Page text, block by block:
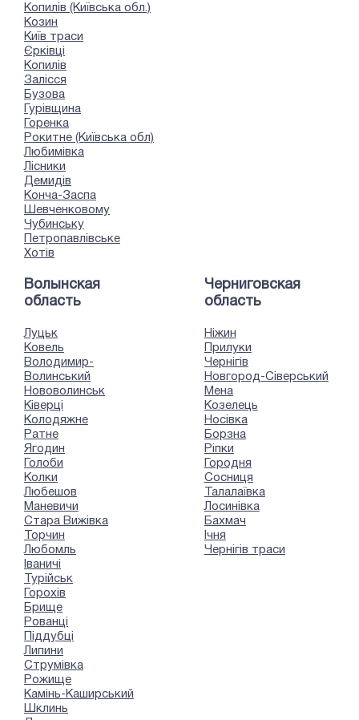
Копилів (Київська обл.)
Козин
Київ траси
Єрківці
Копилів
Залісся
Бузова
Гурівщина
Горенка
Рокитне (Київська обл)
Любимівка
Лісники
Демидів
Конча-Заспа
Шевченковому
Чубинську
Петропавлівське
Хотів
Волынская
область
Луцьк
Ковель
Володимир-
Волинський
Нововолинськ
Ківерці
Колодяжне
Ратне
Ягодин
Голоби
Колки
Любешов
Маневичи
Стара Вижівка
Торчин
Любомль
Іваничі
Турійськ
Горохів
Брище
Рованці
Піддубці
Липини
Струмівка
Рожище
Камінь-Каширський
Шклинь
Черниговская
область
Ніжин
Прилуки
Чернігів
Новгород-Сіверський
Мена
Козелець
Носівка
Борзна
Ріпки
Городня
Сосниця
Талалаївка
Лосинівка
Бахмач
Ічня
Чернігів траси